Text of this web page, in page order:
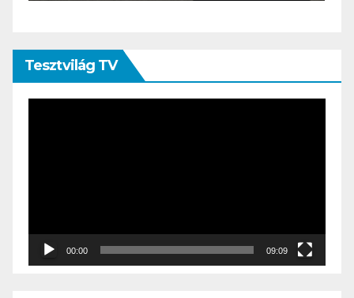
Tesztvilág TV
00:00 09:09